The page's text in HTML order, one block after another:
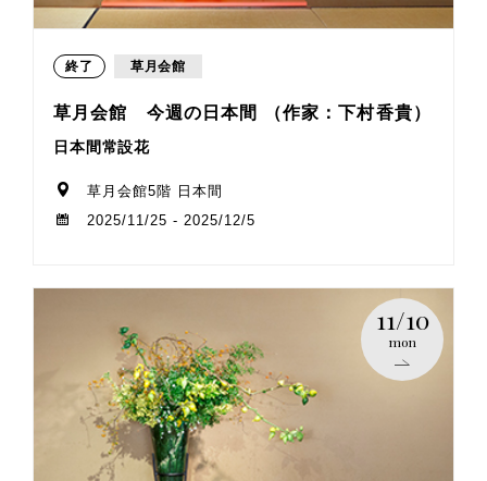
終了 草月会館
草月会館 今週の日本間 （作家：下村香貴）
日本間常設花
草月会館5階 日本間
2025/11/25 - 2025/12/5
11/10
mon